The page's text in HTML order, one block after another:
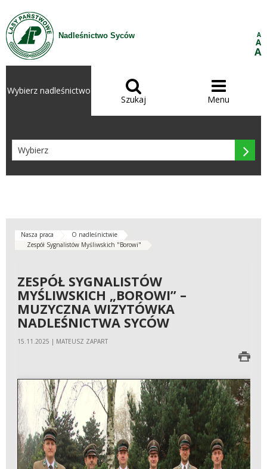
Przejdź do treści
Nadleśnictwo Syców A
A
A
Wybierz nadleśnictwo 
Szukaj

Menu

Nasza praca
O nadleśnictwie
Zespół Sygnalistów Myśliwskich "Borowi"
ZESPÓŁ SYGNALISTÓW
MYŚLIWSKICH „BOROWI” –
MUZYCZNA WIZYTÓWKA
NADLEŚNICTWA SYCÓW
15.11.2025 | MATEUSZ ZAPART